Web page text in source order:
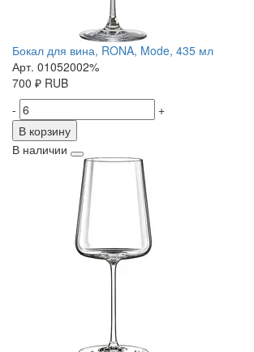
Бокал для вина, RONA, Mode, 435 мл
Арт. 01052002%
700 ₽ RUB
-
+
В корзину
В наличии